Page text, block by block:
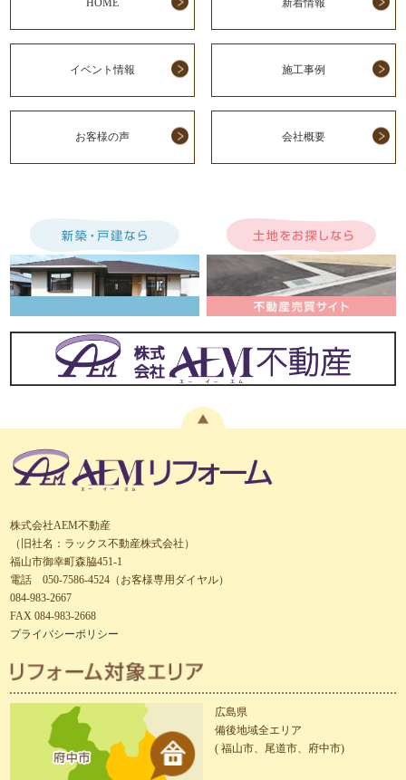
HOME 新着情報
イベント情報 施工事例
お客様の声 会社概要
株式会社AEM不動産
（旧社名：ラックス不動産株式会社）
福山市御幸町森脇451-1
電話 050-7586-4524（お客様専用ダイヤル）
084-983-2667
FAX 084-983-2668
プライバシーポリシー
広島県
備後地域全エリア
( 福山市、尾道市、府中市)